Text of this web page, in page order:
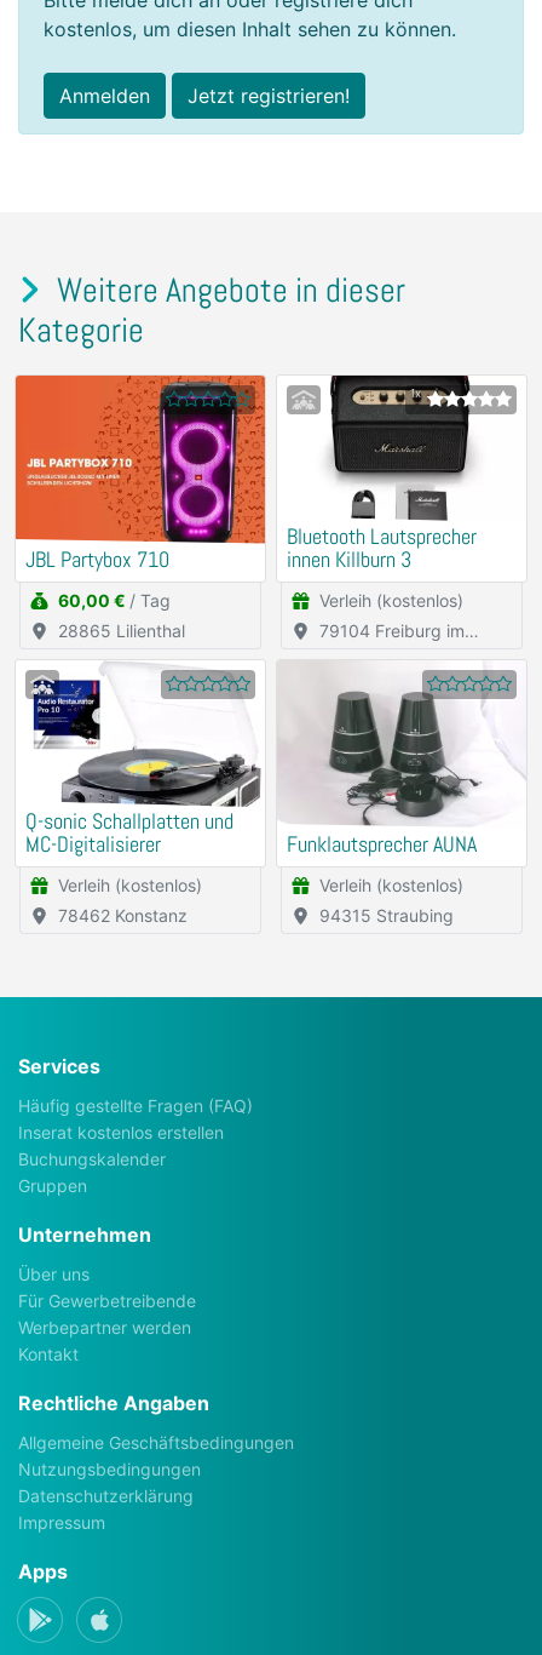
kostenlos, um diesen Inhalt sehen zu können.
Anmelden Jetzt registrieren!
Weitere Angebote in dieser
Kategorie
JBL Partybox 710
60,00 € / Tag
28865 Lilienthal
1x
Bluetooth Lautsprecher
innen Killburn 3
Verleih (kostenlos)
Breisgau
Q-sonic Schallplatten und
MC-Digitalisierer
Verleih (kostenlos)
78462 Konstanz
Funklautsprecher AUNA
Verleih (kostenlos)
94315 Straubing
Services
Häufig gestellte Fragen (FAQ)
Inserat kostenlos erstellen
Buchungskalender
Gruppen
Unternehmen
Über uns
Für Gewerbetreibende
Werbepartner werden
Kontakt
Rechtliche Angaben
Allgemeine Geschäftsbedingungen
Nutzungsbedingungen
Datenschutzerklärung
Impressum
Apps